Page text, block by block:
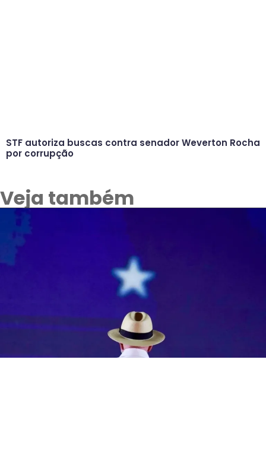
STF autoriza buscas contra senador Weverton Rocha
por corrupção
Veja também